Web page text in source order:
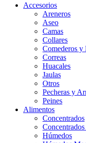
Accesorios
Areneros
Aseo
Camas
Collares
Comederos y
Correas
Huacales
Jaulas
Otros
Pecheras y
Peines
Alimentos
Concentrados
Húmedos